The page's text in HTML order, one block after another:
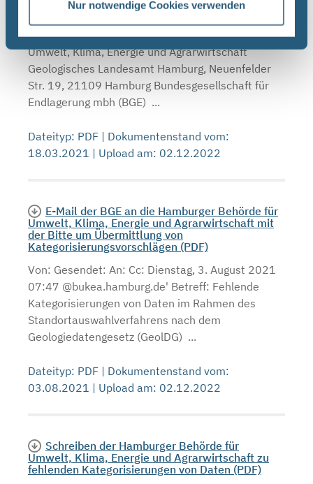
Nur notwendige Cookies verwenden
mit entscheidungserheblichen Daten (PDF)
Freie und Hansestadt Hamburg Behörde für
Umwelt, Klima, Energie und Agrarwirtschaft
Geologisches Landesamt Hamburg, Neuenfelder
Str. 19, 21109 Hamburg Bundesgesellschaft für
Endlagerung mbh (BGE) ...
Dateityp: PDF | Dokumentenstand vom:
18.03.2021 | Upload am: 02.12.2022
E-Mail der BGE an die Hamburger Behörde für
Umwelt, Klima, Energie und Agrarwirtschaft mit
der Bitte um Übermittlung von
Kategorisierungsvorschlägen (PDF)
Von: Gesendet: An: Cc: Dienstag, 3. August 2021
07:47 @bukea.hamburg.de' Betreff: Fehlende
Kategorisierungen von Daten im Rahmen des
Standortauswahlverfahrens nach dem
Geologiedatengesetz (GeolDG) ...
Dateityp: PDF | Dokumentenstand vom:
03.08.2021 | Upload am: 02.12.2022
Schreiben der Hamburger Behörde für
Umwelt, Klima, Energie und Agrarwirtschaft zu
fehlenden Kategorisierungen von Daten (PDF)